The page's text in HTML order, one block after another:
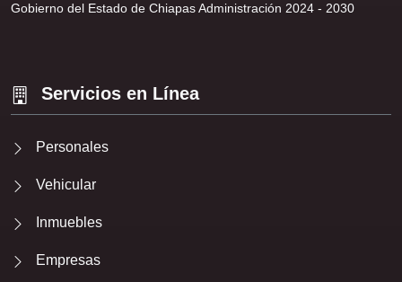
Gobierno del Estado de Chiapas Administración 2024 - 2030
Servicios en Línea
Personales
Vehicular
Inmuebles
Empresas